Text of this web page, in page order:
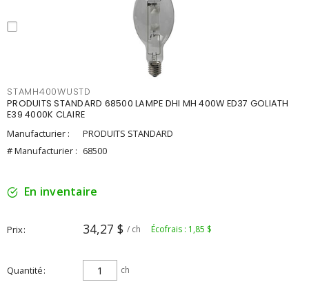
STAMH400WUSTD
PRODUITS STANDARD 68500 LAMPE DHI MH 400W ED37 GOLIATH
E39 4000K CLAIRE
Manufacturier :
PRODUITS STANDARD
# Manufacturier : 68500
En inventaire
Prix 34,27 $ / ch Écofrais : 1,85 $
Quantité ch